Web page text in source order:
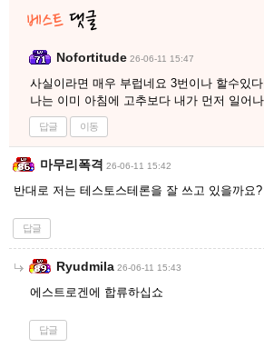
Nofortitude 26-06-11 15:47
사실이라면 매우 부럽네요 3번이나 할수있
나는 이미 아침에 고추보다 내가 먼저 일어
답글 이동
마무리폭격 26-06-11 15:42
반대로 저는 테스토스테론을 잘 쓰고 있을까요?
답글
Ryudmila 26-06-11 15:43
에스트로겐에 합류하십쇼
답글